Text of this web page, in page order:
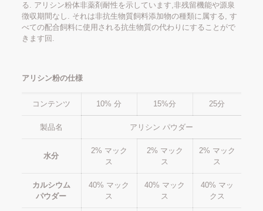
る. アリシン粉体非薬剤耐性を示しています,非残留機能や源泉
徴収期間なし. それは非抗生物質飼料添加物の種類に属する, す
べての配合飼料に使用される抗生物質の代わりにすることがで
きます回.
アリシン粉の仕様
コンテンツ 10% 分 15%分 25分
製品名 アリシン パウダー
水分
2% マック
ス
2% マック
ス
2% マック
ス
カルシウム
パウダー
40% マック
ス
40% マック
ス
40% マッ
クス